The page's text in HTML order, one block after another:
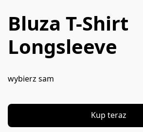
Bluza T-Shirt
Longsleeve
wybierz sam
Kup teraz